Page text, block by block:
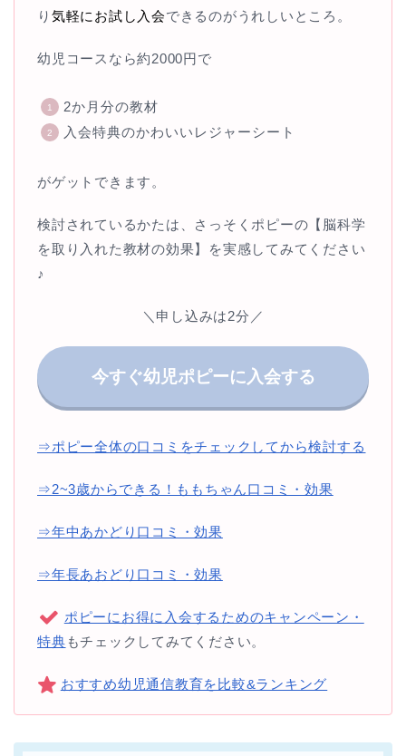
り 気軽にお試し入会できるのがうれしいところ。
幼児コースなら約2000円で
2か月分の教材
入会特典のかわいいレジャーシート
がゲットできます。
検討されているかたは、さっそくポピーの【脳科学
を取り入れた教材の効果】を実感してみてください
♪
＼申し込みは2分／
今すぐ幼児ポピーに入会する
⇒ポピー全体の口コミをチェックしてから検討する
⇒2~3歳からできる！ももちゃん口コミ・効果
⇒年中あかどり口コミ・効果
⇒年長あおどり口コミ・効果
ポピーにお得に入会するためのキャンペーン・
特典 もチェックしてみてください。
おすすめ幼児通信教育を比較&ランキング